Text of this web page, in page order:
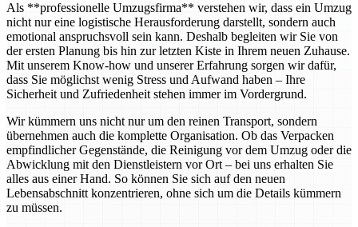
Als **professionelle Umzugsfirma** verstehen wir, dass ein Umzug
nicht nur eine logistische Herausforderung darstellt, sondern auch
emotional anspruchsvoll sein kann. Deshalb begleiten wir Sie von
der ersten Planung bis hin zur letzten Kiste in Ihrem neuen Zuhause.
Mit unserem Know-how und unserer Erfahrung sorgen wir dafür,
dass Sie möglichst wenig Stress und Aufwand haben – Ihre
Sicherheit und Zufriedenheit stehen immer im Vordergrund.
Wir kümmern uns nicht nur um den reinen Transport, sondern
übernehmen auch die komplette Organisation. Ob das Verpacken
empfindlicher Gegenstände, die Reinigung vor dem Umzug oder die
Abwicklung mit den Dienstleistern vor Ort – bei uns erhalten Sie
alles aus einer Hand. So können Sie sich auf den neuen
Lebensabschnitt konzentrieren, ohne sich um die Details kümmern
zu müssen.